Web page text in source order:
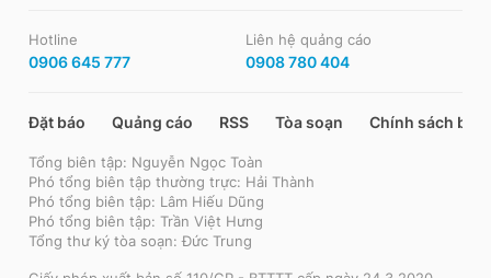
Hotline
0906 645 777
Liên hệ quảng cáo
0908 780 404
Đặt báo Quảng cáo RSS Tòa soạn Chính sách bảo
Tổng biên tập: Nguyễn Ngọc Toàn
Phó tổng biên tập thường trực: Hải Thành
Phó tổng biên tập: Lâm Hiếu Dũng
Phó tổng biên tập: Trần Việt Hưng
Tổng thư ký tòa soạn: Đức Trung